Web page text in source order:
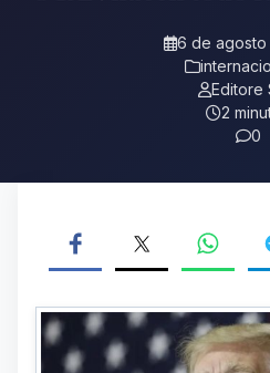
6 de agosto
Editore
2
0